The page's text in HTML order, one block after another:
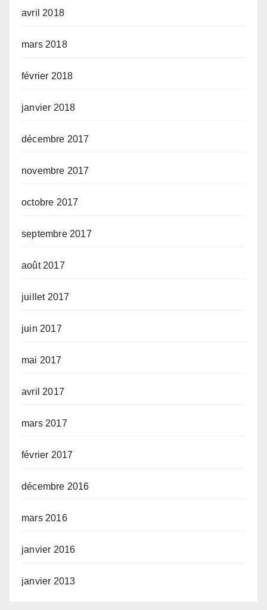
avril 2018
mars 2018
février 2018
janvier 2018
décembre 2017
novembre 2017
octobre 2017
septembre 2017
août 2017
juillet 2017
juin 2017
mai 2017
avril 2017
mars 2017
février 2017
décembre 2016
mars 2016
janvier 2016
janvier 2013